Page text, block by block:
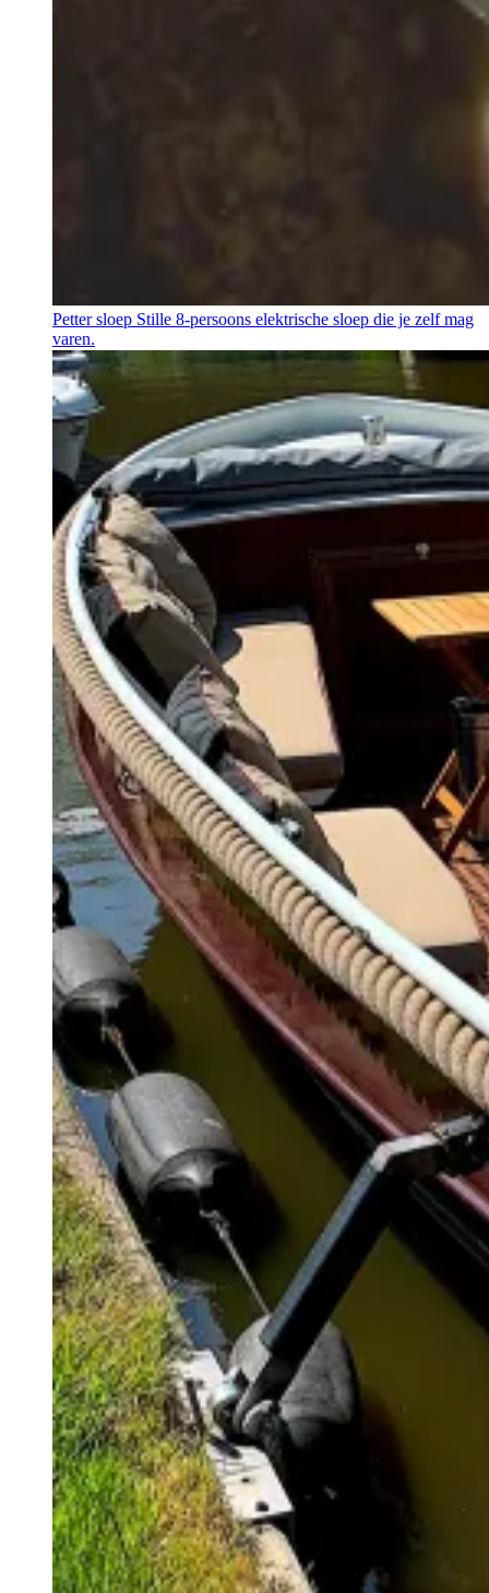
Petter sloep Stille 8-persoons elektrische sloep die je zelf mag
varen.